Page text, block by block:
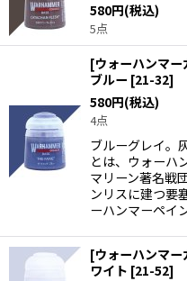
580円(税込)
5点
[ウォーハンマー
ブルー [21-32]
580円(税込)
4点
ブルーグレイ。
とは、ウォーハ
マリーン著名戦
ンリスに建つ要
ーハンマーペイ
[ウォーハンマ
ワイト [21-52]